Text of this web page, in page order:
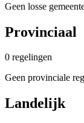
Geen losse
Provinciaal
0 regelingen
Geen provinciale
Landelijk